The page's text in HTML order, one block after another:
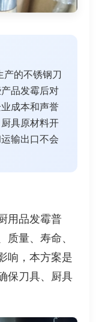
产的不锈钢刀
品发霉后对
成本和声誉
具原材料开
输出口不会
用品发霉普
量、寿命、
响，本方案是
保刀具、厨具